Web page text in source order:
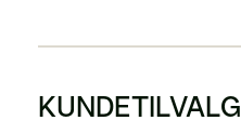
KUNDETILVALG